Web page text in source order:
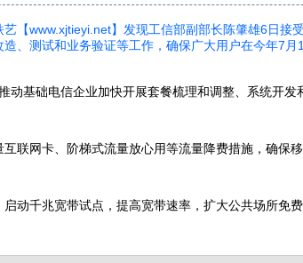
【www.xjtieyi.net】发现工信部副部长陈肇雄6日接
、测试和业务验证等工作，确保广大用户在今年7月
动基础电信企业加快开展套餐梳理和调整、系统开发
联网卡、阶梯式流量放心用等流量降费措施，确保
动千兆宽带试点，提高宽带速率，扩大公共场所免